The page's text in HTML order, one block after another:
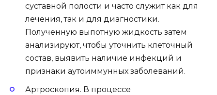
суставной полости и часто служит как для
лечения, так и для диагностики.
Полученную выпотную жидкость затем
анализируют, чтобы уточнить клеточный
состав, выявить наличие инфекций и
признаки аутоиммунных заболеваний.
Артроскопия. В процессе